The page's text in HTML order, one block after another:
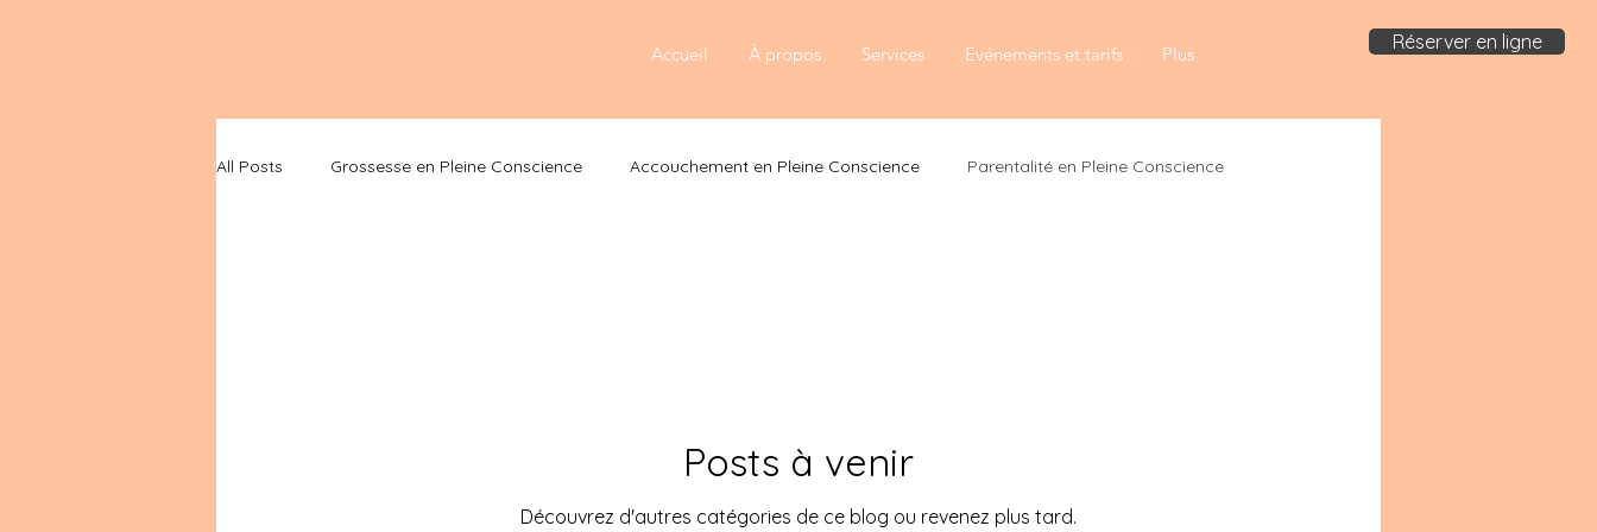
Accueil À propos Services Evénements et tarifs Plus
Réserver en ligne
All Posts Grossesse en Pleine Conscience Accouchement en Pleine Conscience Parentalité en Pleine Conscience
Posts à venir
Découvrez d'autres catégories de ce blog ou revenez plus tard.